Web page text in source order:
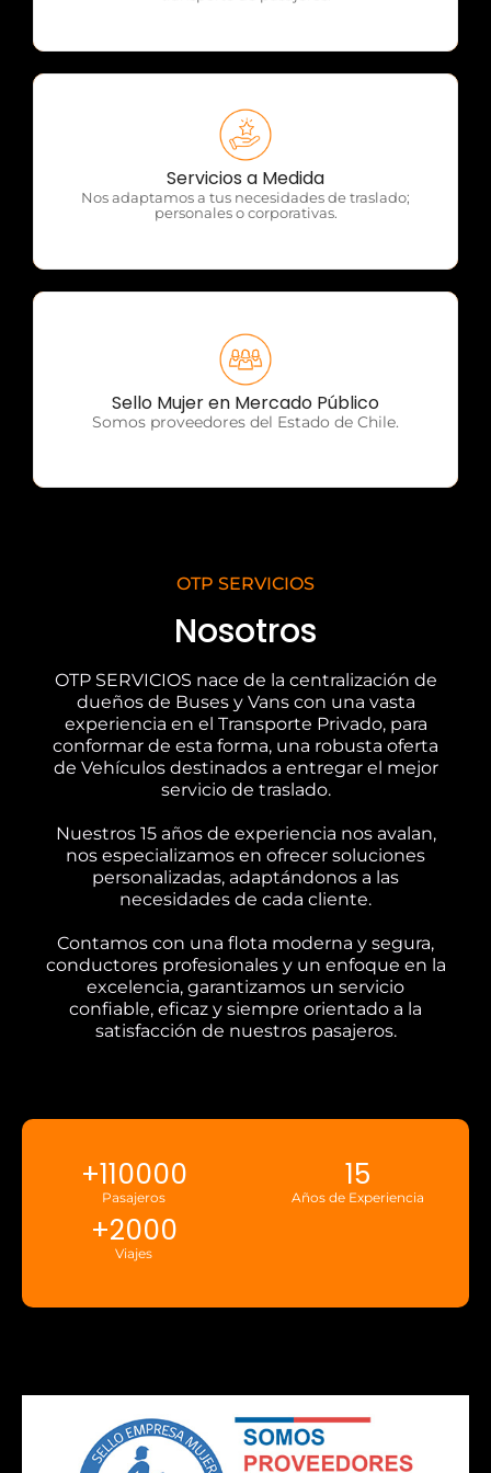
Servicios a Medida
Nos adaptamos a tus necesidades de traslado;
personales o corporativas.
OTP Servicios
Sello Mujer en Mercado Público
Somos proveedores del Estado de Chile.
OTP Servicios
OTP SERVICIOS
Nosotros
OTP SERVICIOS nace de la centralización de
dueños de Buses y Vans con una vasta
experiencia en el Transporte Privado, para
conformar de esta forma, una robusta oferta
de Vehículos destinados a entregar el mejor
servicio de traslado.
Nuestros 15 años de experiencia nos avalan,
nos especializamos en ofrecer soluciones
personalizadas, adaptándonos a las
necesidades de cada cliente.
Contamos con una flota moderna y segura,
conductores profesionales y un enfoque en la
excelencia, garantizamos un servicio
confiable, eficaz y siempre orientado a la
satisfacción de nuestros pasajeros.
Pasajeros
+110000
Años de Experiencia
15
Viajes
+2000